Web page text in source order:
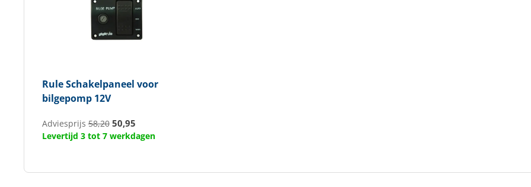
RuleSchakelpaneel voor
bilgepomp 12V
Adviesprijs58,20 50,95
Levertijd 3 tot 7 werkdagen